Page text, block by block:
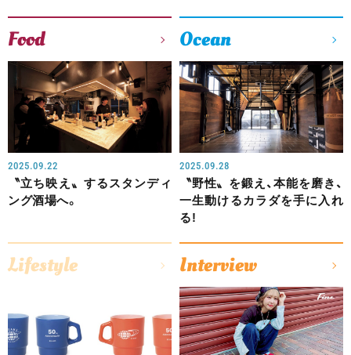
Food
2025.09.22
〝立ち映え〟するスタンディ
ング酒場へ。
Ocean
2025.09.28
〝野性〟を鍛え、本能を磨き、
一生動けるカラダを手に入れ
る!
Lifestyle Interview